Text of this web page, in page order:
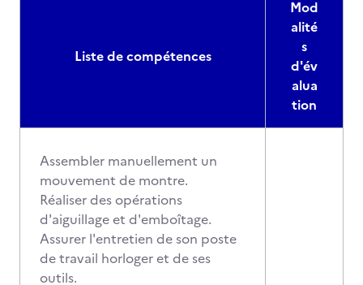
Liste de compétences
Mod
alité
s
d'év
alua
tion
Assembler manuellement un
mouvement de montre.
Réaliser des opérations
d'aiguillage et d'emboîtage.
Assurer l'entretien de son poste
de travail horloger et de ses
outils.